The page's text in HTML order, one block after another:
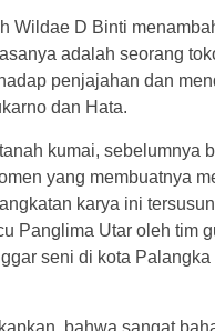
Wildae D Binti
adalah seorang
penjajahan dan
dan Hata.
kumai, sebelumnya
yang membuatnya
karya ini
Panglima Utar oleh tim
seni di kota Palangka
bahwa sangat